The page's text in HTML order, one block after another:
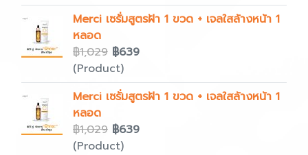
Merci เซรั่มสูตรฝ้า 1 ขวด + เจลใสล้างหน้า 1
หลอด
฿1,029 ฿639
(Product)
Merci เซรั่มสูตรฝ้า 1 ขวด + เจลใสล้างหน้า 1
หลอด
฿1,029 ฿639
(Product)